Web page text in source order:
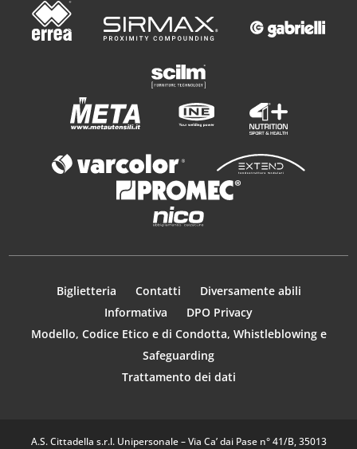
Biglietteria Contatti
Diversamente abili
Informativa
DPO Privacy
Modello, Codice Etico e di Condotta, Whistleblowing e
Safeguarding
Trattamento dei dati
A.S. Cittadella s.r.l. Unipersonale – Via Ca’ dai Pase n° 41/B, 35013